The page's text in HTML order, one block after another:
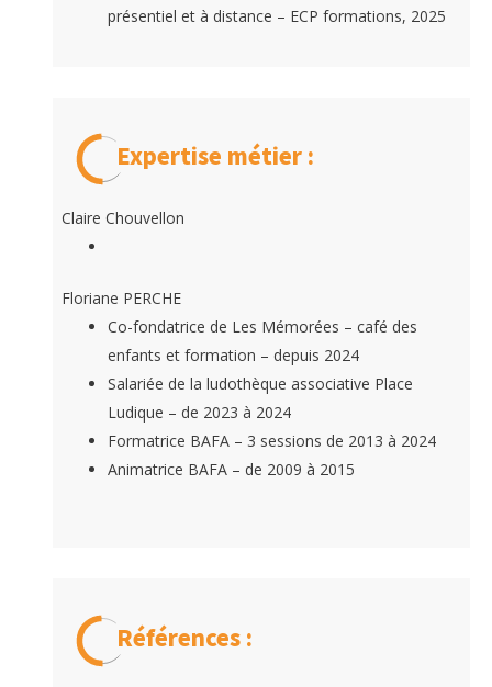
présentiel et à distance – ECP formations, 2025
Expertise métier :
Claire Chouvellon
Floriane PERCHE
Co-fondatrice de Les Mémorées – café des
enfants et formation – depuis 2024
Salariée de la ludothèque associative Place
Ludique – de 2023 à 2024
Formatrice BAFA – 3 sessions de 2013 à 2024
Animatrice BAFA – de 2009 à 2015
Références :